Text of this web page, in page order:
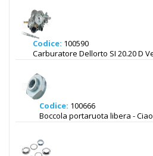
Codice: 100590
Carburatore Dellorto SI 20.20 D
Codice: 100666
Boccola portaruota libera -